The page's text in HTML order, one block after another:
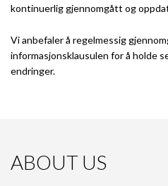
kontinuerlig gjennomgått og
Vi anbefaler å regelmessig
informasjonsklausulen for å holde
endringer.
ABOUT US